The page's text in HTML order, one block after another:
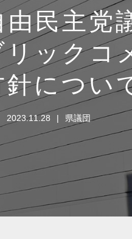
由民主
ックコ
につい
2023.11.28 県議団